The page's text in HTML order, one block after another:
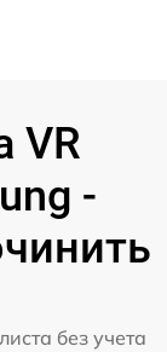
VR
-
без учета